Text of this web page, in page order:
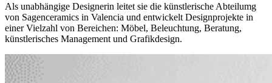
Als unabhängige Designerin leitet sie die künstlerische Abteilumg
von Sagenceramics in Valencia und entwickelt Designprojekte in
einer Vielzahl von Bereichen: Möbel, Beleuchtung, Beratung,
künstlerisches Management und Grafikdesign.